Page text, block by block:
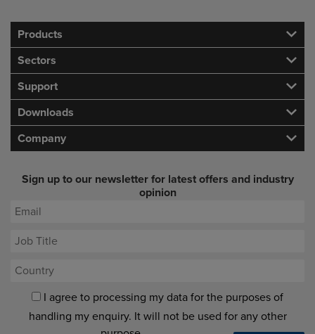
Products
Sectors
Support
Downloads
Company
Sign up to our newsletter for latest offers and industry
opinion
I agree to processing my data for the purposes of
handling my enquiry. It will not be used for any other